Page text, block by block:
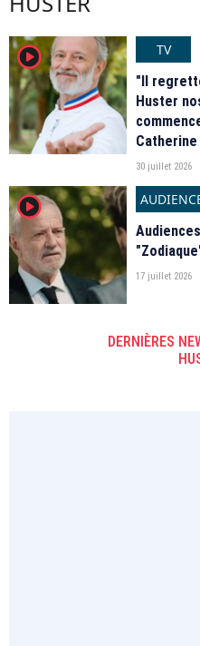
player2
TV
"Il
Huster
Catherine
30 juillet 2026
player2
17 juillet 2026
DERNIÈRES